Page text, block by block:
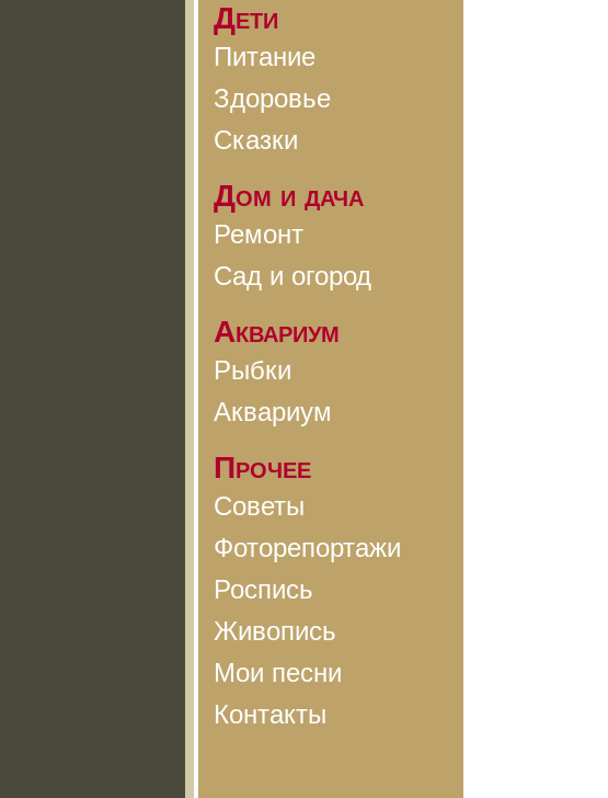
Дети
Питание
Здоровье
Сказки
Дом и дача
Ремонт
Сад и огород
Аквариум
Рыбки
Аквариум
Прочее
Советы
Фоторепортажи
Роспись
Живопись
Мои песни
Контакты